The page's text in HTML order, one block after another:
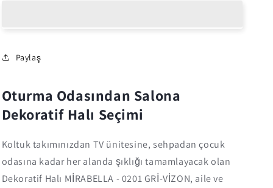
GRİ-
Paylaş
Oturma Odasından Salona
Dekoratif Halı Seçimi
Koltuk takımınızdan TV ünitesine, sehpadan çocuk
odasına kadar her alanda şıklığı tamamlayacak olan
Dekoratif Halı MİRABELLA - 0201 GRİ-VİZON, aile ve